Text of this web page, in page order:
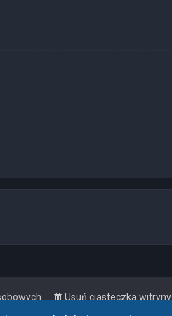
Usuń ciasteczka witryny